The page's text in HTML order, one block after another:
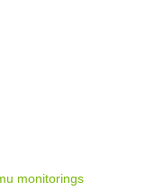
monitorings